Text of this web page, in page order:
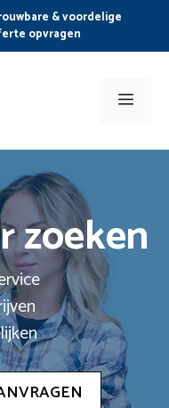
& voordelige
opvragen
Menu
zoeken